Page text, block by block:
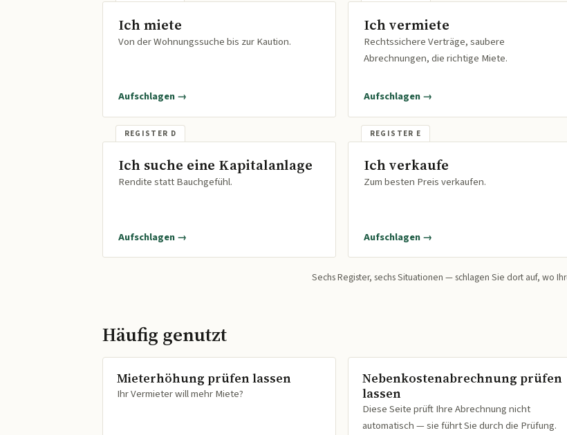
Ich miete
Von der Wohnungssuche bis zur Kaution.
Aufschlagen →
Ich vermiete
Rechtssichere Verträge, saubere
Abrechnungen, die richtige Miete.
Aufschlagen →
Ich suche eine Kapitalanlage
Rendite statt Bauchgefühl.
Aufschlagen →
Ich verkaufe
Zum besten Preis verkaufen.
Aufschlagen →
Sechs Register, sechs Situationen — schlagen Sie dort auf, wo
Häufig genutzt
Mieterhöhung prüfen lassen
Ihr Vermieter will mehr Miete?
Nebenkostenabrechnung prüfen
lassen
Diese Seite prüft Ihre Abrechnung nicht
automatisch — sie führt Sie durch die Prüfung.